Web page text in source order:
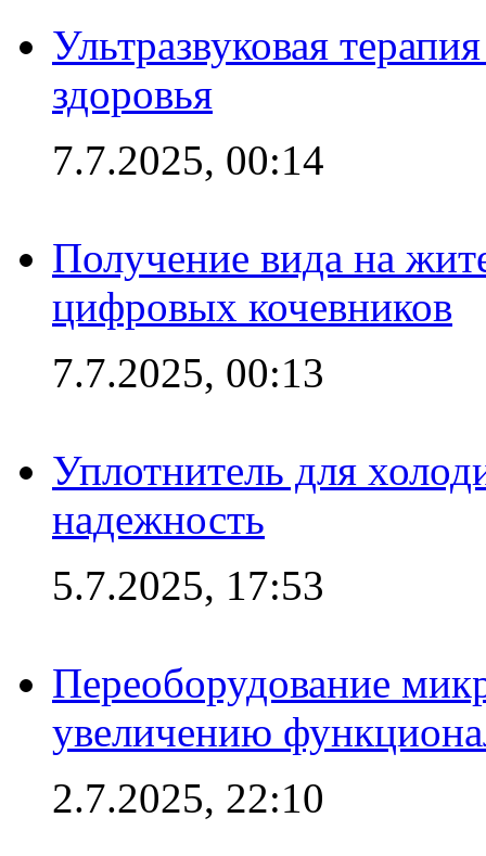
Ультразвуковая
здоровья
7.7.2025, 00:14
Получение вида на
цифровых кочевников
7.7.2025, 00:13
Уплотнитель для
надежность
5.7.2025, 17:53
Переоборудование
увеличению
2.7.2025, 22:10